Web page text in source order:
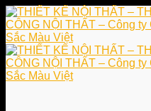
Skip
to
content